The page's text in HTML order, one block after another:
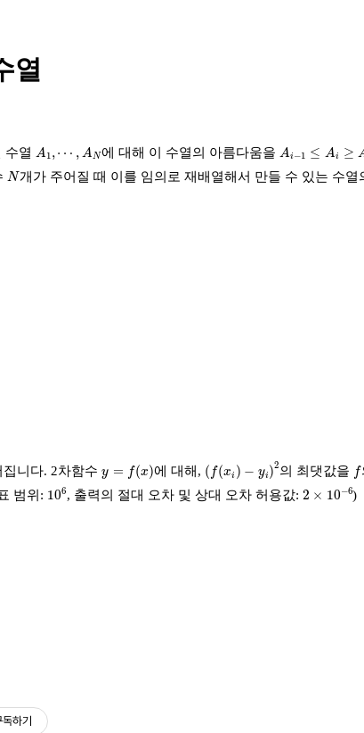
열
수열 A1,⋯ , AN
A N 에 대해 이 수열의 아름다움을 Ai−1 ≤ Ai ≥
A A ≥ Ai+
N
N개가 주어질 때 이를 임의로 재배열해서 만들 수 있는 수
집니다. 2차함수y = f(x)
x) 에 대해, ( f(xi ) − yi)2
(f x −
의 최댓값을 f
f
범위: 106
106
, 출력의 절대 오차 및 상대 오차 허용값: 2 × 10−6
2 10−6
)
하기